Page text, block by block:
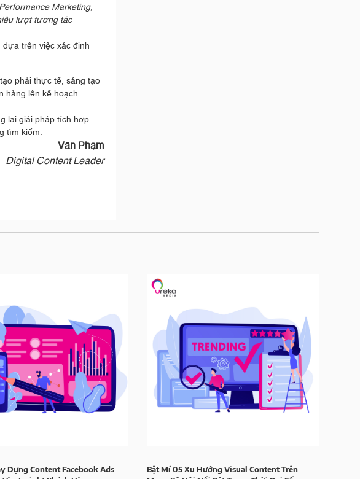
Marketing,
lượt tương tác
trên việc xác định
phải thực tế, sáng tạo
hàng lên kế hoạch
lại giải pháp tích hợp
tìm kiếm.
Vân Phạm
Digital Content Leader
Dựng Content Facebook Ads
Bật Mí 05 Xu Hướng Visual Content Trên